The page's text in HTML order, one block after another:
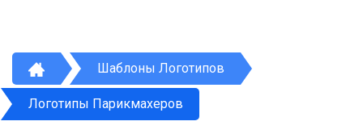
Шаблоны Логотипов
Логотипы Парикмахеров